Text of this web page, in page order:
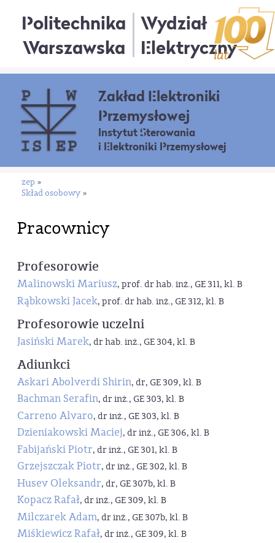
Politechnika
Warszawska
Wydział
Elektryczny
Zakład Elektroniki
Przemysłowej
Instytut Sterowania
i Elektroniki Przemysłowej
zep »
Skład osobowy »
Pracownicy
Profesorowie
Malinowski Mariusz, prof. dr hab. inż., GE 311, kl. B
Rąbkowski Jacek, prof. dr hab. inż., GE 312, kl. B
Profesorowie uczelni
Jasiński Marek, dr hab. inż., GE 304, kl. B
Adiunkci
Askari Abolverdi Shirin, dr, GE 309, kl. B
Bachman Serafin, dr inż., GE 303, kl. B
Carreno Alvaro, dr inż., GE 303, kl. B
Dzieniakowski Maciej, dr inż., GE 306, kl. B
Fabijański Piotr, dr inż., GE 301, kl. B
Grzejszczak Piotr, dr inż., GE 302, kl. B
Husev Oleksandr, dr, GE 307b, kl. B
Kopacz Rafał, dr inż., GE 309, kl. B
Milczarek Adam, dr inż., GE 307b, kl. B
Miśkiewicz Rafał, dr inż., GE 309, kl. B